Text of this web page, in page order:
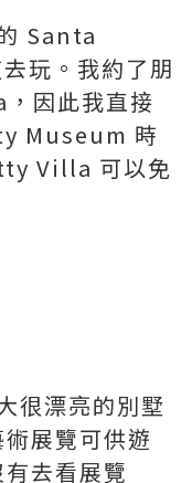
Santa
玩。我約了朋
因此我直接
Museum 時
Villa 可以免
很漂亮的別墅
展覽可供遊
去看展覽